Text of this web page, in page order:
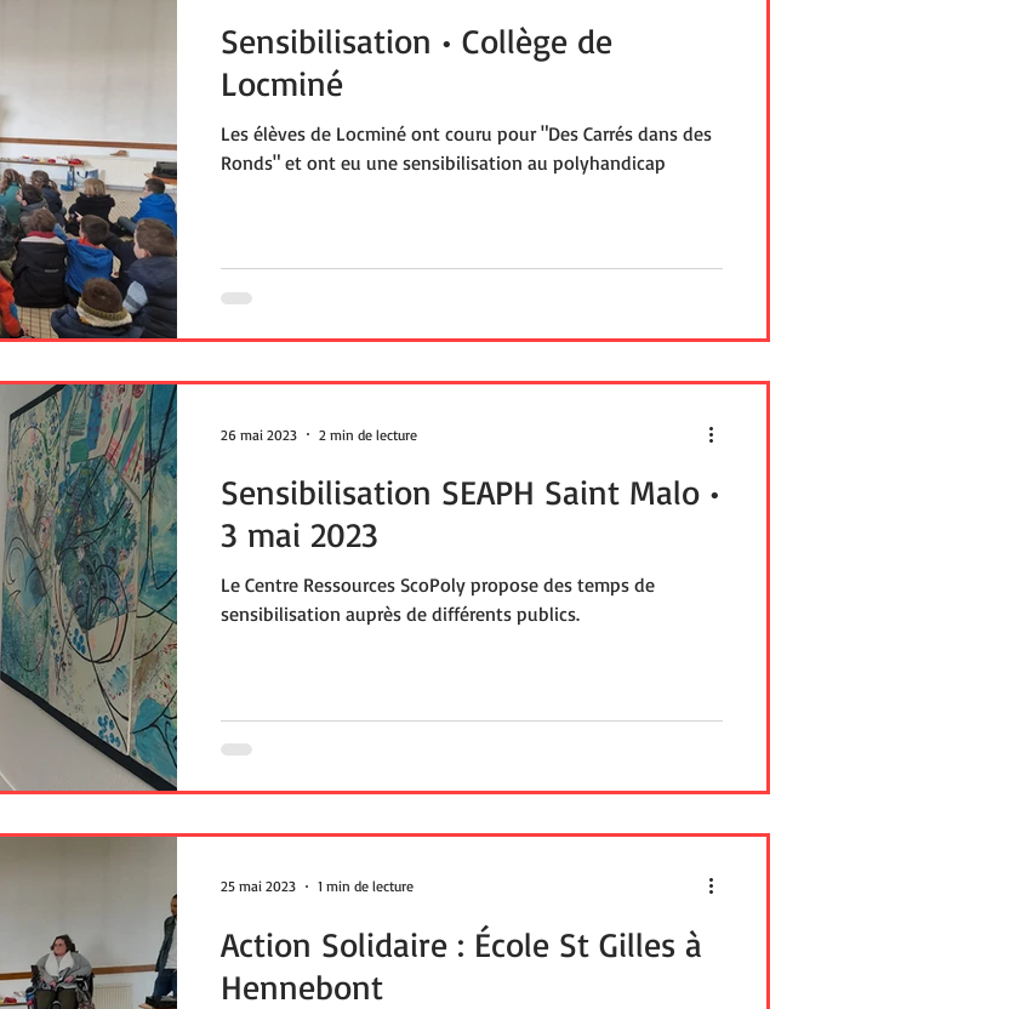
Sensibilisation • Collège de
Locminé
Les élèves de Locminé ont couru pour "Des Carrés dans des
Ronds" et ont eu une sensibilisation au polyhandicap
Sensibilisation SEAPH Saint Malo •
3 mai 2023
Le Centre Ressources ScoPoly propose des temps de
sensibilisation auprès de différents publics.
26 mai 2023 2 min de lecture
Action Solidaire : École St Gilles à
Hennebont
25 mai 2023 1 min de lecture